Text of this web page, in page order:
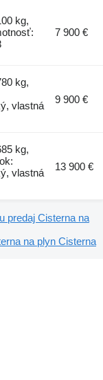
kg,
7 900 €
kg,
vlastná
9 900 €
kg,
vlastná
13 900 €
predaj Cisterna na
na plyn Cisterna